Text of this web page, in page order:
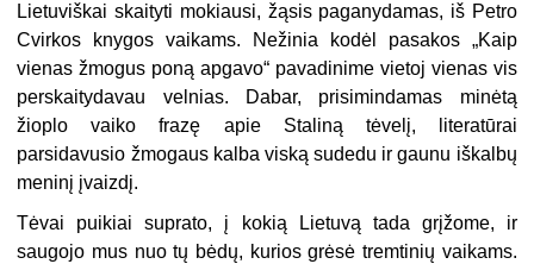
Lietuviškai skaityti mokiausi, žąsis paganydamas, iš Petro
Cvirkos knygos vaikams. Nežinia kodėl pasakos „Kaip
vienas žmogus poną apgavo“ pavadinime vietoj vienas vis
perskaitydavau velnias. Dabar, prisimindamas minėtą
žioplo vaiko frazę apie Staliną tėvelį, literatūrai
parsidavusio žmogaus kalba viską sudedu ir gaunu iškalbų
meninį įvaizdį.
Tėvai puikiai suprato, į kokią Lietuvą tada grįžome, ir
saugojo mus nuo tų bėdų, kurios grėsė tremtinių vaikams.